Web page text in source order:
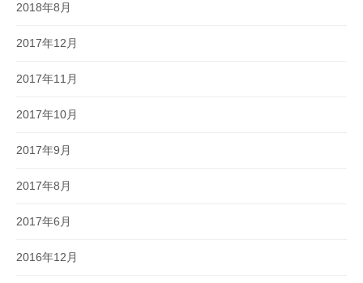
2018年8月
2017年12月
2017年11月
2017年10月
2017年9月
2017年8月
2017年6月
2016年12月